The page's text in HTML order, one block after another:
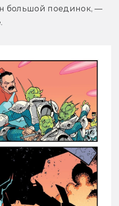
большой поединок, —